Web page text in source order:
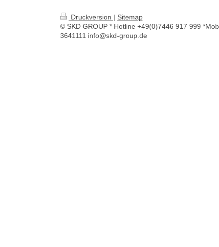
Druckversion | Sitemap
© SKD GROUP * Hotline +49(0)7446 917 999
3641111 info@skd-group.de